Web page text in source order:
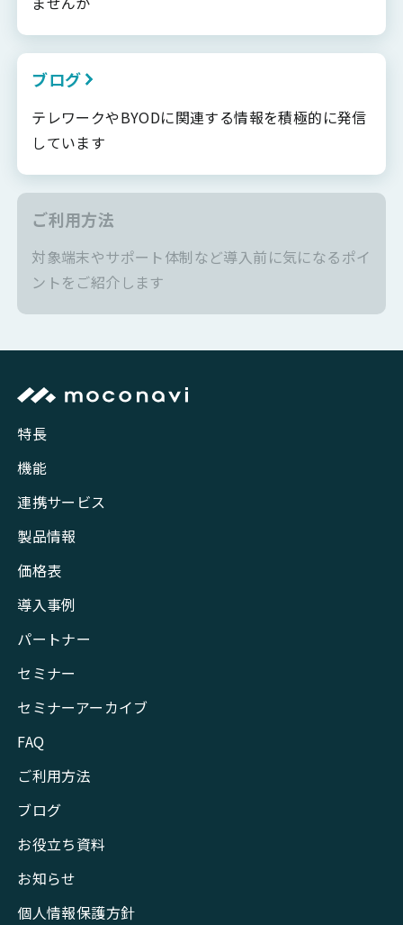
ブログ
テレワークやBYODに関連する情報を積極的に発信
しています
ご利用方法
対象端末やサポート体制など導入前に気になるポイ
ントをご紹介します
特長
機能
連携サービス
製品情報
価格表
導入事例
パートナー
セミナー
セミナーアーカイブ
FAQ
ご利用方法
ブログ
お役立ち資料
お知らせ
個人情報保護方針